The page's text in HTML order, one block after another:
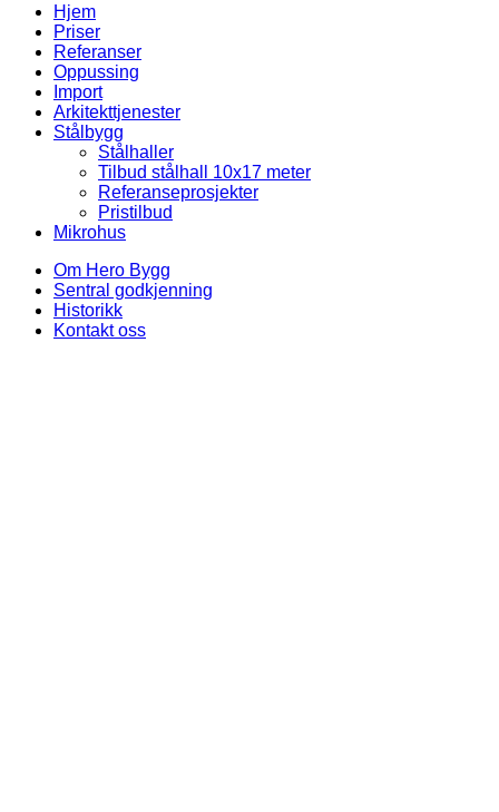
Hjem
Priser
Referanser
Oppussing
Import
Arkitekttjenester
Stålbygg
Stålhaller
Tilbud stålhall 10x17 meter
Referanseprosjekter
Pristilbud
Mikrohus
Om Hero Bygg
Sentral godkjenning
Historikk
Kontakt oss